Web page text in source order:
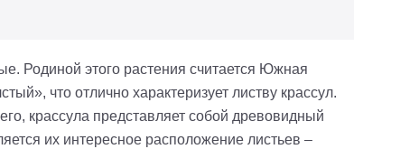
Родиной этого растения считается Южная
что отлично характеризует листву крассул.
крассула представляет собой древовидный
их интересное расположение листьев –